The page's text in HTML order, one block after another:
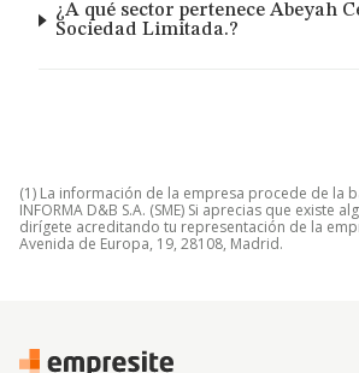
¿A qué sector pertenece Abeyah
Sociedad Limitada.?
(1) La información de la empresa procede de la
INFORMA D&B S.A. (SME) Si aprecias que existe
dirígete acreditando tu representación de la
Avenida de Europa, 19, 28108, Madrid.